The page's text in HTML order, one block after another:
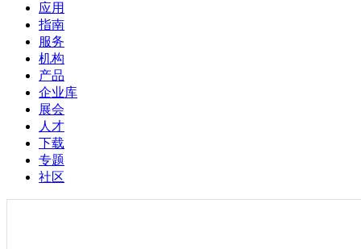
应用
指南
服务
机构
产品
企业库
展会
人才
下载
专题
社区